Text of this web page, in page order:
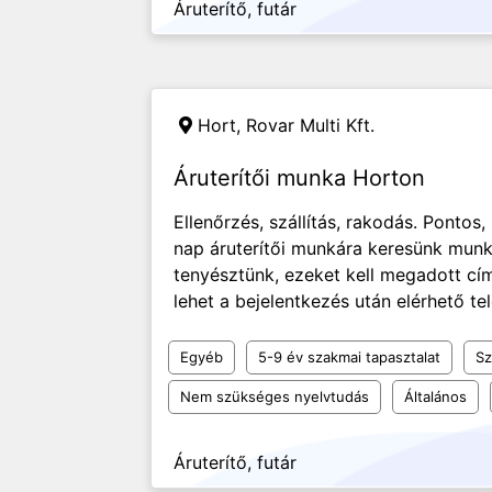
Áruterítő, futár
Hort, Rovar Multi Kft.
Áruterítői munka Horton
Ellenőrzés, szállítás, rakodás.
nap áruterítői munkára keresünk
tenyésztünk, ezeket kell megadott
lehet a bejelentkezés után elérhető
Egyéb 5-9 év szakmai tapasztalat
Nem szükséges nyelvtudás Általános
Áruterítő, futár